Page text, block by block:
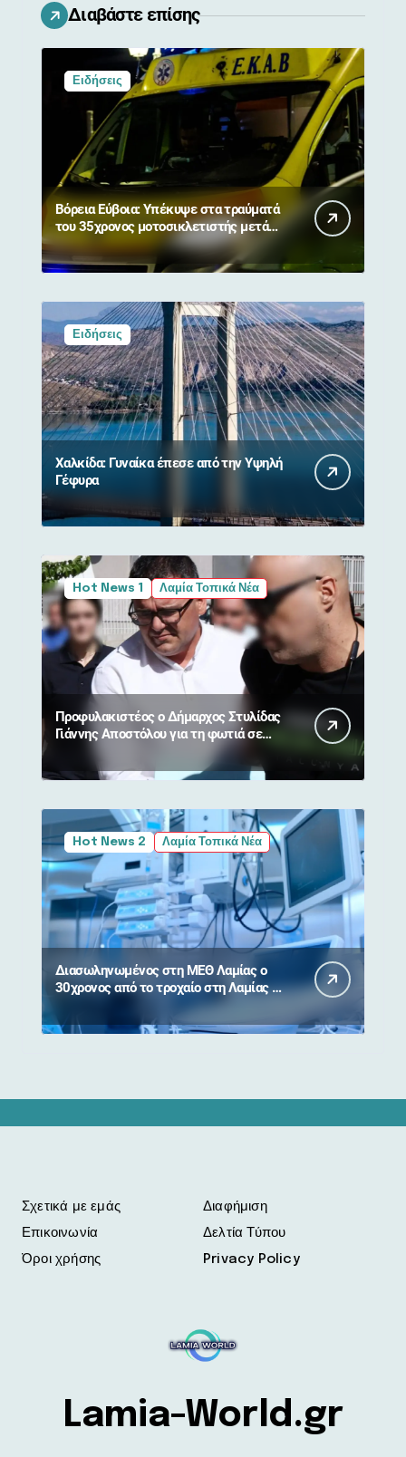
Διαβάστε επίσης
Ειδήσεις
Βόρεια Εύβοια: Υπέκυψε στα τραύματά
του 35χρονος μοτοσικλετιστής μετά
από σύγκρουση με αγριογούρουνο
Ειδήσεις
Χαλκίδα: Γυναίκα έπεσε από την Υψηλή
Γέφυρα
Hot News 1 Λαμία Τοπικά Νέα
Προφυλακιστέος ο Δήμαρχος Στυλίδας
Γιάννης Αποστόλου για τη φωτιά σε
Hot News 2 Λαμία Τοπικά Νέα
Διασωληνωμένος στη ΜΕΘ Λαμίας ο
30χρονος από το τροχαίο στη Λαμίας –
Σχετικά με εμάς
Επικοινωνία
Όροι χρήσης
Διαφήμιση
Δελτία Τύπου
Privacy Policy
Lamia-World.gr